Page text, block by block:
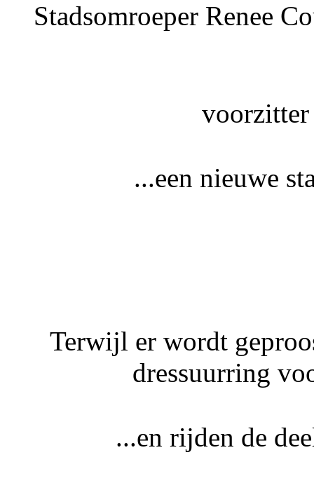
Stadsomroeper Renee
...een nieuwe
Terwijl er wordt
dressuurring
...en rijden de